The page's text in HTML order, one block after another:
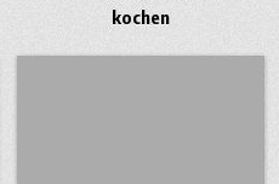
kochen